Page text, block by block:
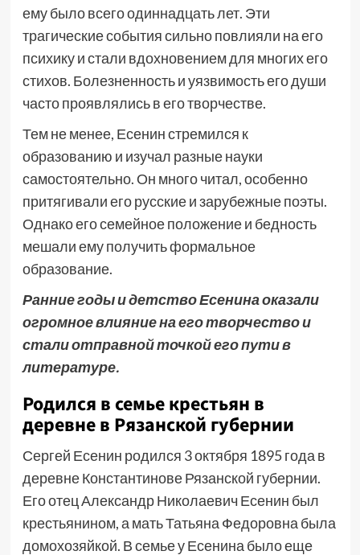
ему было всего одиннадцать лет. Эти
трагические события сильно повлияли на его
психику и стали вдохновением для многих его
стихов. Болезненность и уязвимость его души
часто проявлялись в его творчестве.
Тем не менее, Есенин стремился к
образованию и изучал разные науки
самостоятельно. Он много читал, особенно
притягивали его русские и зарубежные поэты.
Однако его семейное положение и бедность
мешали ему получить формальное
образование.
Ранние годы и детство Есенина оказали
огромное влияние на его творчество и
стали отправной точкой его пути в
литературе.
Родился в семье крестьян в
деревне в Рязанской губернии
Сергей Есенин родился 3 октября 1895 года в
деревне Константинове Рязанской губернии.
Его отец Александр Николаевич Есенин был
крестьянином, а мать Татьяна Федоровна была
домохозяйкой. В семье у Есенина было еще